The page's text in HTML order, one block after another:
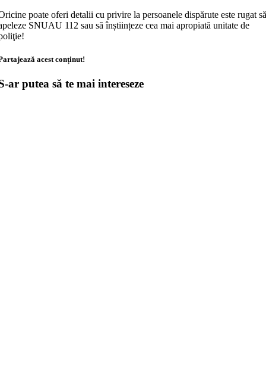
poate oferi detalii cu privire la persoanele dispărute este rugat
SNUAU 112 sau să înștiințeze cea mai apropiată unitate de
acest conținut!
ar putea să te mai intereseze